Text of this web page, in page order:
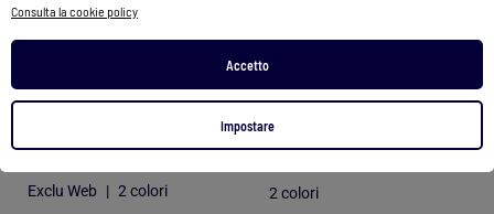
Consulta la cookie policy
Accetto
Impostare
Exclu Web | 2 colori 2 colori